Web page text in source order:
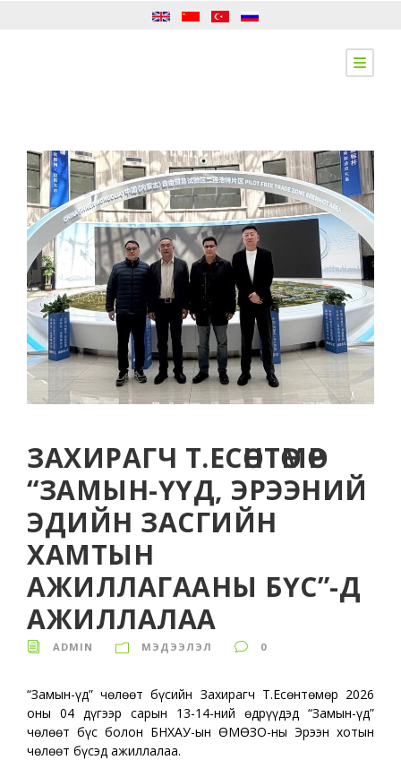
ЗАХИРАГЧ Т.ЕСӨНТӨМӨР
“ЗАМЫН-ҮҮД, ЭРЭЭНИЙ
ЭДИЙН ЗАСГИЙН
ХАМТЫН
АЖИЛЛАГААНЫ БҮС”-Д
АЖИЛЛАЛАА
ADMIN МЭДЭЭЛЭЛ 0
“Замын-Үүд” чөлөөт бүсийн Захирагч Т.Есөнтөмөр 2026
оны 04 дүгээр сарын 13-14-ний өдрүүдэд “Замын-Үүд”
чөлөөт бүс болон БНХАУ-ын ӨМӨЗО-ны Эрээн хотын
чөлөөт бүсэд ажиллалаа.